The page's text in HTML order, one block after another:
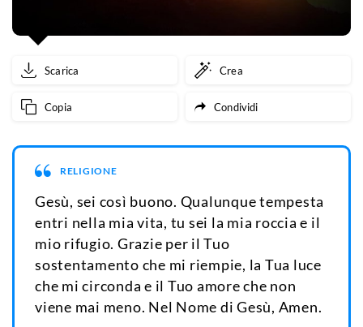
Scarica Crea
Copia Condividi
RELIGIONE
Gesù, sei così buono. Qualunque tempesta
entri nella mia vita, tu sei la mia roccia e il
mio rifugio. Grazie per il Tuo
sostentamento che mi riempie, la Tua luce
che mi circonda e il Tuo amore che non
viene mai meno. Nel Nome di Gesù, Amen.